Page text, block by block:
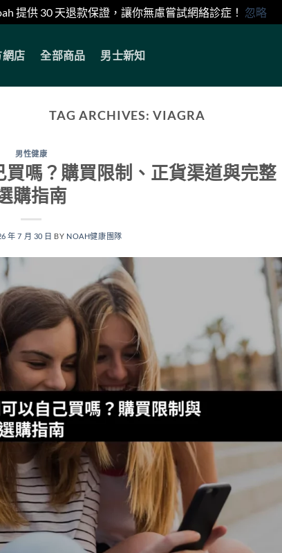
提供 30 天退款保證，讓你無慮嘗試網絡診症！ 忽略
店 全部商品 男士新知
TAG ARCHIVES:VIAGRA
男性健康
嗎？購買限制、正貨渠道與完整
購指南
年 7 月 30 日 BY NOAH健康團隊